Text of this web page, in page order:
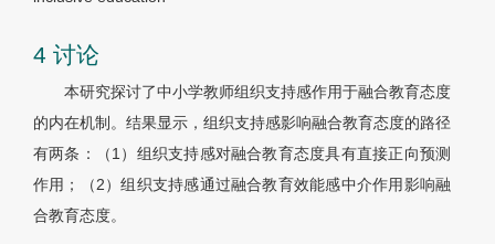
4 讨论
本研究探讨了中小学教师组织支持感作用于融合教育态度
的内在机制。结果显示，组织支持感影响融合教育态度的路径
有两条：（1）组织支持感对融合教育态度具有直接正向预测
作用；（2）组织支持感通过融合教育效能感中介作用影响融
合教育态度。